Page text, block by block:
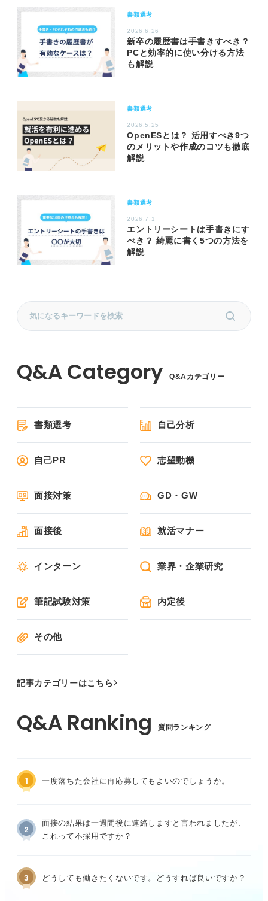
書類選考
2026.6.26
新卒の履歴書は手書きすべき？
PCと効率的に使い分ける方法
も解説
書類選考
2026.5.25
OpenESとは？ 活用すべき9つ
のメリットや作成のコツも徹底
解説
書類選考
2026.7.1
エントリーシートは手書きにす
べき？ 綺麗に書く5つの方法を
解説
Q&Aカテゴリー
書類選考 自己分析
自己PR 志望動機
面接対策 GD・GW
面接後 就活マナー
インターン 業界・企業研究
筆記試験対策 内定後
その他
記事カテゴリーはこちら
質問ランキング
1 一度落ちた会社に再応募してもよいのでしょうか。
2
面接の結果は一週間後に連絡しますと言われましたが、
これって不採用ですか？
3 どうしても働きたくないです。どうすれば良いですか？